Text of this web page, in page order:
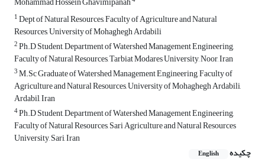
1Dept of Natural Resources, Faculty of Agriculture and Natural
Resources, University of Mohaghegh Ardabili
2Ph.D Student, Department of Watershed Management Engineering,
Faculty of Natural Resources, Tarbiat Modares University, Noor, Iran
3M.Sc Graduate of Watershed Management Engineering, Faculty of
Agriculture and Natural Resources, University of Mohaghegh Ardabili,
Ardabil, Iran
4Ph.D Student, Department of Watershed Management Engineering,
Faculty of Natural Resources, Sari Agriculture and Natural Resources
University, Sari, Iran
چکیده
English